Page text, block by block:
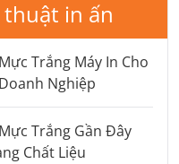
thuật in ấn
Trắng Máy In Cho
Nghiệp
Trắng Gần Đây
Chất Liệu